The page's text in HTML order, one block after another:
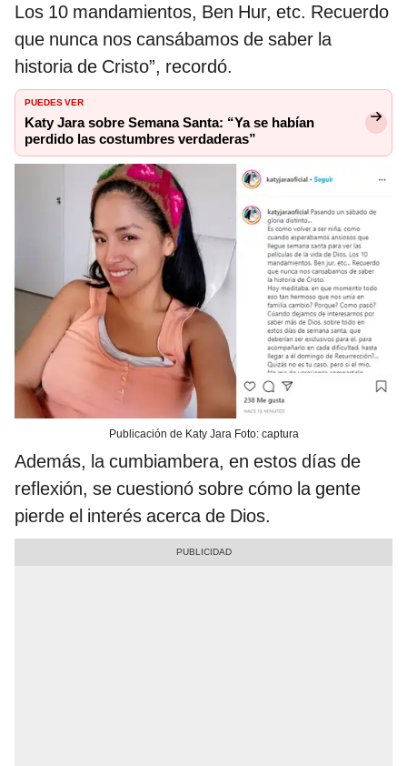
Los 10 mandamientos, Ben Hur, etc. Recuerdo
que nunca nos cansábamos de saber la
historia de Cristo”, recordó.
PUEDES VER
Katy Jara sobre Semana Santa: “Ya se habían
perdido las costumbres verdaderas”
Publicación de Katy Jara Foto: captura
Además, la cumbiambera, en estos días de
reflexión, se cuestionó sobre cómo la gente
pierde el interés acerca de Dios.